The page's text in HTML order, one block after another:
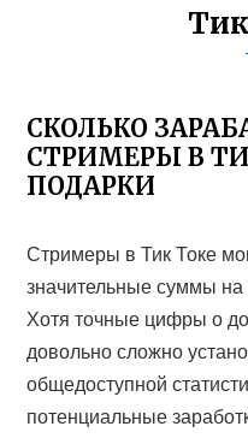
СКОЛЬКО
СТРИМЕРЫ В
ПОДАРКИ
Стримеры в Тик Токе
значительные суммы на
Хотя точные цифры о
довольно сложно
общедоступной
потенциальные